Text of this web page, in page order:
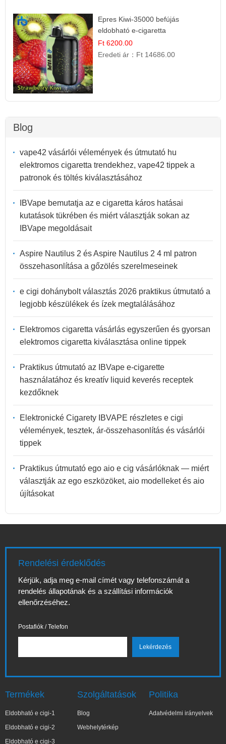
Epres Kiwi-35000 befújás
eldobható e-cigaretta
Ft 6200.00
Eredeti ár： Ft 14686.00
Blog
vape42 vásárlói vélemények és útmutató hu
elektromos cigaretta trendekhez, vape42 tippek a
patronok és töltés kiválasztásához
IBVape bemutatja az e cigaretta káros hatásai
kutatások tükrében és miért választják sokan az
IBVape megoldásait
Aspire Nautilus 2 és Aspire Nautilus 2 4 ml patron
összehasonlítása a gőzölés szerelmeseinek
e cigi dohánybolt választás 2026 praktikus útmutató a
legjobb készülékek és ízek megtalálásához
Elektromos cigaretta vásárlás egyszerűen és gyorsan
elektromos cigaretta kiválasztása online tippek
Praktikus útmutató az IBVape e-cigarette
használatához és kreatív liquid keverés receptek
kezdőknek
Elektronické Cigarety IBVAPE részletes e cigi
vélemények, tesztek, ár-összehasonlítás és vásárlói
tippek
Praktikus útmutató ego aio e cig vásárlóknak — miért
választják az ego eszközöket, aio modelleket és aio
újításokat
Rendelési érdeklődés
Kérjük, adja meg e-mail címét vagy telefonszámát a
rendelés állapotának és a szállítási információk
ellenőrzéséhez.
Postafiók / Telefon
Termékek
Eldobható e cigi-1
Eldobható e cigi-2
Eldobható e cigi-3
Szolgáltatások
Blog
Webhelytérkép
Politika
Adatvédelmi irányelvek